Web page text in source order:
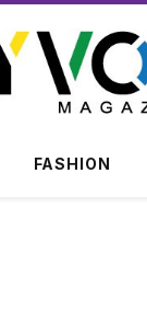
FASHION